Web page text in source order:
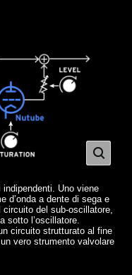
indipendenti. Uno viene
d’onda a dente di sega e
del sub-oscillatore,
sotto l’oscillatore.
circuito strutturato al fine
vero strumento valvolare